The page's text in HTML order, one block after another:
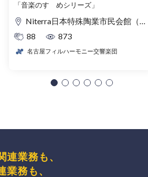
「音楽のすゝめシリーズ」
Niterra日本特殊陶業市民会館（名古屋市民会館） フォレストホール
88
873
名古屋フィルハーモニー交響楽団
連業務も、
業務も、